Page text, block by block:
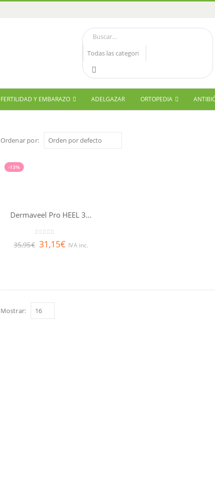
FERTILIDAD Y EMBARAZO ADELGAZAR ORTOPEDIA
Ordenar por:
-13%
Dermaveel Pro HEEL 30 cápsulas
out of 5
35,95€ 31,15€ IVA inc.
Mostrar: